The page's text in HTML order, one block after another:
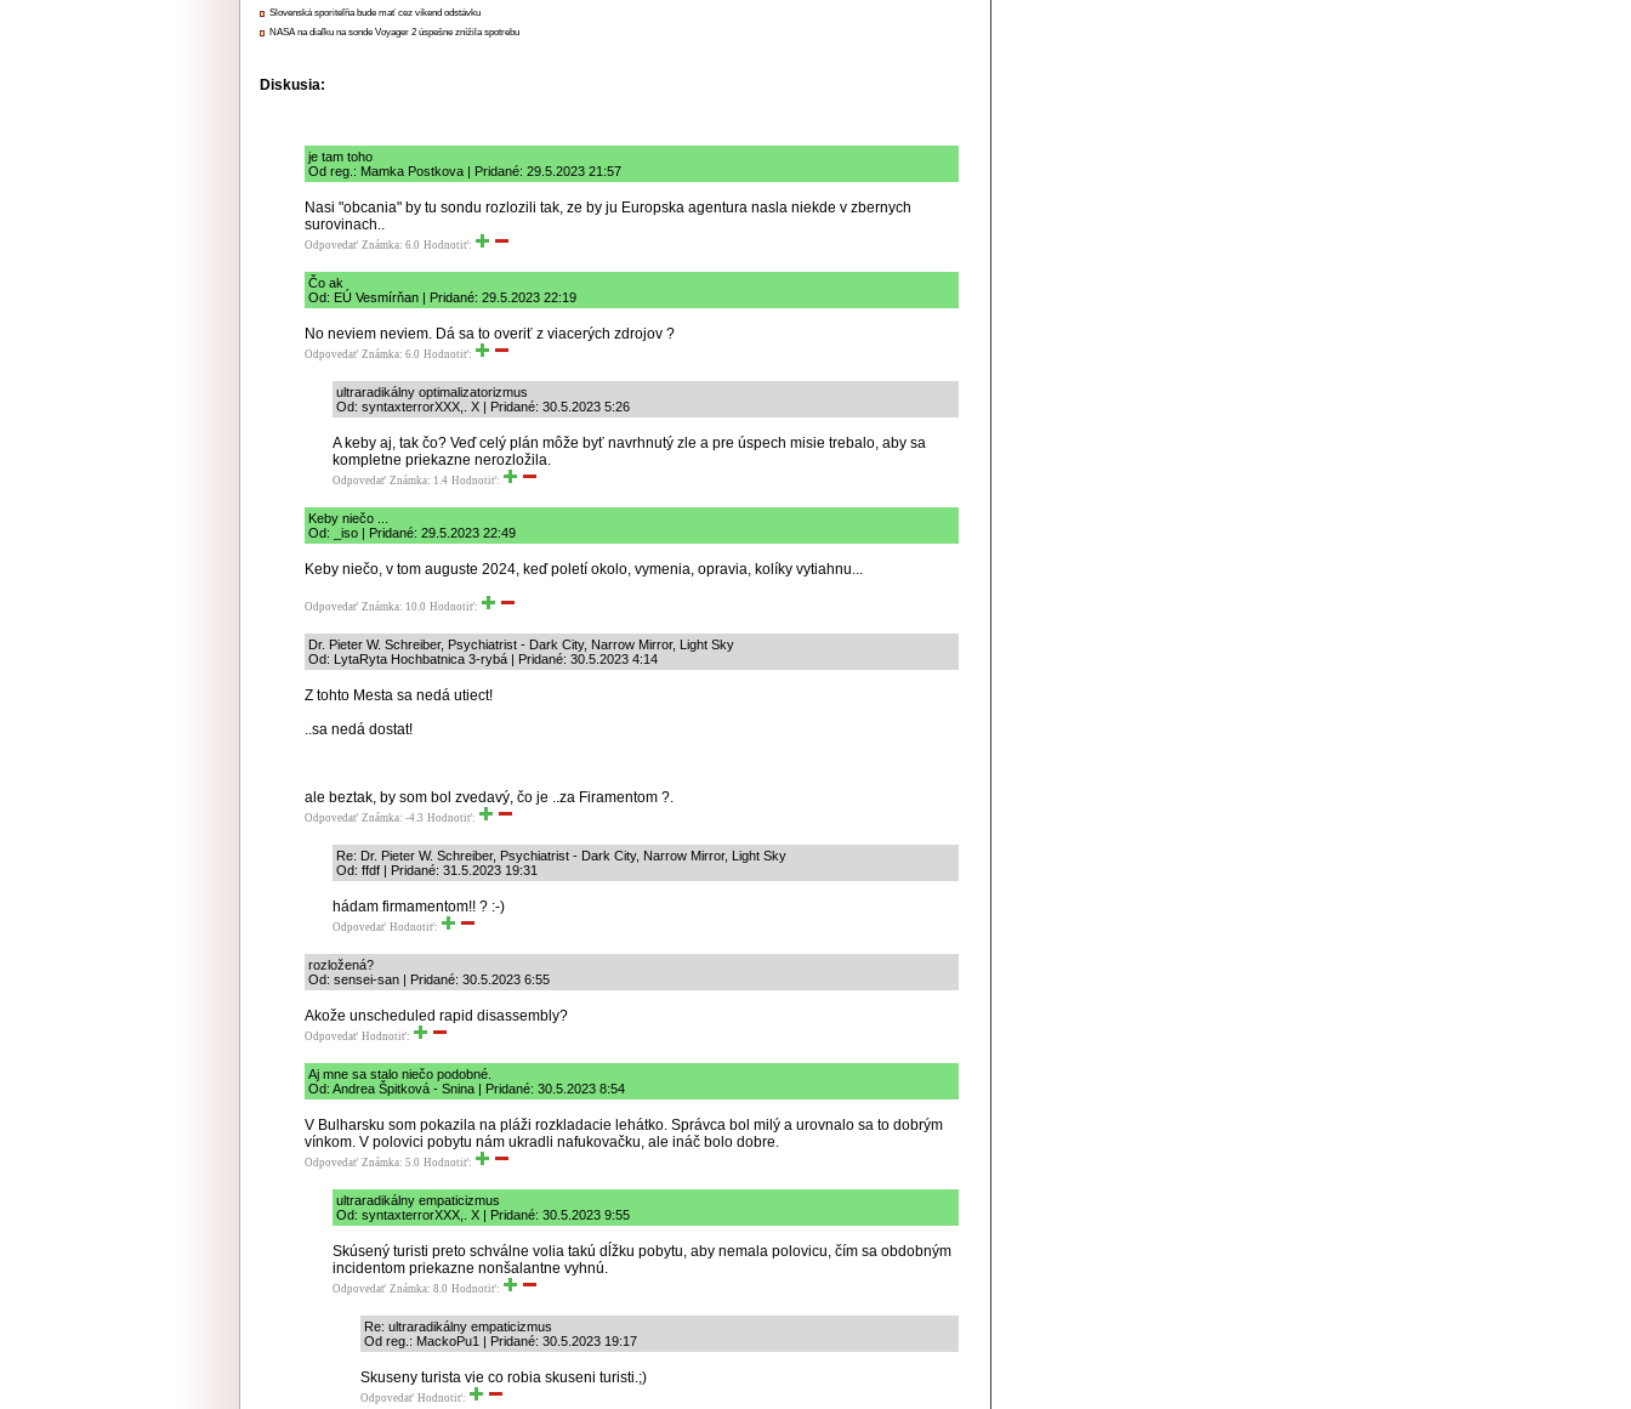
Slovenská sporiteľňa bude mať cez víkend odstávku
NASA na diaľku na sonde Voyager 2 úspešne znížila spotrebu
Diskusia:
je tam toho
Od reg.: Mamka Postkova | Pridané: 29.5.2023 21:57
Nasi "obcania" by tu sondu rozlozili tak, ze by ju Europska agentura nasla niekde v zbernych
surovinach..
Odpovedať Známka: 6.0 Hodnotiť:
Čo ak
Od: EÚ Vesmírňan | Pridané: 29.5.2023 22:19
No neviem neviem. Dá sa to overiť z viacerých zdrojov ?
Odpovedať Známka: 6.0 Hodnotiť:
ultraradikálny optimalizatorizmus
Od: syntaxterrorXXX,. X | Pridané: 30.5.2023 5:26
A keby aj, tak čo? Veď celý plán môže byť navrhnutý zle a pre úspech misie trebalo, aby sa
kompletne priekazne nerozložila.
Odpovedať Známka: 1.4 Hodnotiť:
Keby niečo ...
Od: _iso | Pridané: 29.5.2023 22:49
Keby niečo, v tom auguste 2024, keď poletí okolo, vymenia, opravia, kolíky vytiahnu...
Odpovedať Známka: 10.0 Hodnotiť:
Dr. Pieter W. Schreiber, Psychiatrist - Dark City, Narrow Mirror, Light Sky
Od: LytaRyta Hochbatnica 3-rybá | Pridané: 30.5.2023 4:14
Z tohto Mesta sa nedá utiect!
..sa nedá dostat!
ale beztak, by som bol zvedavý, čo je ..za Firamentom ?.
Odpovedať Známka: -4.3 Hodnotiť:
Re: Dr. Pieter W. Schreiber, Psychiatrist - Dark City, Narrow Mirror, Light Sky
Od: ffdf | Pridané: 31.5.2023 19:31
hádam firmamentom!! ? :-)
Odpovedať Hodnotiť:
rozložená?
Od: sensei-san | Pridané: 30.5.2023 6:55
Akože unscheduled rapid disassembly?
Odpovedať Hodnotiť:
Aj mne sa stalo niečo podobné.
Od: Andrea Špitková - Snina | Pridané: 30.5.2023 8:54
V Bulharsku som pokazila na pláži rozkladacie lehátko. Správca bol milý a urovnalo sa to dobrým
vínkom. V polovici pobytu nám ukradli nafukovačku, ale ináč bolo dobre.
Odpovedať Známka: 5.0 Hodnotiť:
ultraradikálny empaticizmus
Od: syntaxterrorXXX,. X | Pridané: 30.5.2023 9:55
Skúsený turisti preto schválne volia takú dĺžku pobytu, aby nemala polovicu, čím sa obdobným
incidentom priekazne nonšalantne vyhnú.
Odpovedať Známka: 8.0 Hodnotiť:
Re: ultraradikálny empaticizmus
Od reg.: MackoPu1 | Pridané: 30.5.2023 19:17
Skuseny turista vie co robia skuseni turisti.;)
Odpovedať Hodnotiť: